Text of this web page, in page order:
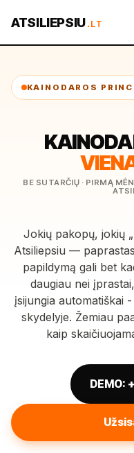
ATSILIEPSIU.LT
KAINODAROS
BE SUTARČIŲ · PIRMĄ
Jokių pakopų, jokių
Atsiliepsiu —
papildymą gali bet
daugiau nei
įsijungia automatiškai
skydelyje. Žemiau
kaip
DEMO: